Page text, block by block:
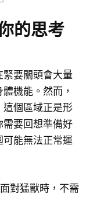
的思考
緊要關頭會大量
機能。然而，
個區域正是形
需要回想準備好
能無法正常運
對猛獸時，不需